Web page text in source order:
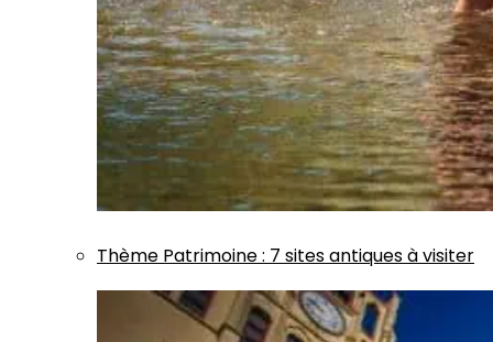
Thème Patrimoine: 7 sites antiques à visiter